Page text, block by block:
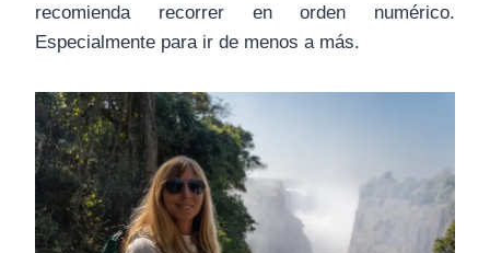
recomienda recorrer en orden numérico.
Especialmente para ir de menos a más.